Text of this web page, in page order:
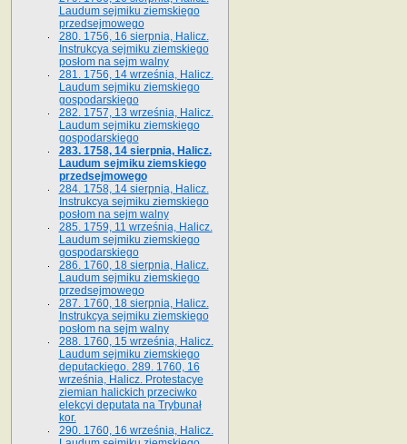
Laudum sejmiku ziemskiego
przedsejmowego
280. 1756, 16 sierpnia, Halicz.
Instrukcya sejmiku ziemskiego
posłom na sejm walny
281. 1756, 14 września, Halicz.
Laudum sejmiku ziemskiego
gospodarskiego
282. 1757, 13 września, Halicz.
Laudum sejmiku ziemskiego
gospodarskiego
283. 1758, 14 sierpnia, Halicz.
Laudum sejmiku ziemskiego
przedsejmowego
284. 1758, 14 sierpnia, Halicz.
Instrukcya sejmiku ziemskiego
posłom na sejm walny
285. 1759, 11 września, Halicz.
Laudum sejmiku ziemskiego
gospodarskiego
286. 1760, 18 sierpnia, Halicz.
Laudum sejmiku ziemskiego
przedsejmowego
287. 1760, 18 sierpnia, Halicz.
Instrukcya sejmiku ziemskiego
posłom na sejm walny
288. 1760, 15 września, Halicz.
Laudum sejmiku ziemskiego
deputackiego. 289. 1760, 16
września, Halicz. Protestacye
ziemian halickich przeciwko
elekcyi deputata na Trybunał
kor.
290. 1760, 16 września, Halicz.